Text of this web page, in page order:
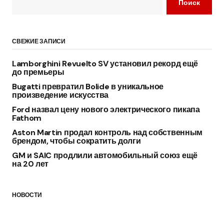
Поиск
СВЕЖИЕ ЗАПИСИ
Lamborghini Revuelto SV установил рекорд ещё
до премьеры
Bugatti превратил Bolide в уникальное
произведение искусства
Ford назвал цену нового электрического пикапа
Fathom
Aston Martin продал контроль над собственным
брендом, чтобы сократить долги
GM и SAIC продлили автомобильный союз ещё
на 20 лет
НОВОСТИ